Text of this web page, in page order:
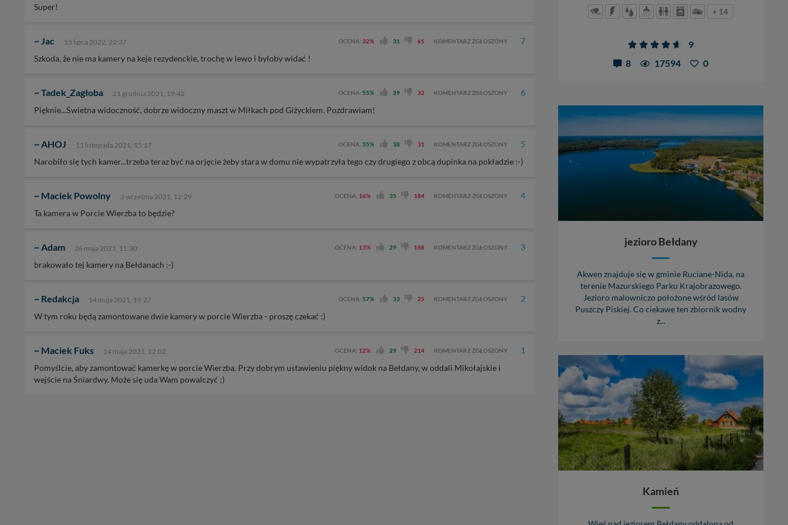
Super!
~ Jac 15 lipca 2022, 22:37 OCENA: 32% 31 65 KOMENTARZ ZGŁOSZONY 7
Szkoda, że nie ma kamery na keje rezydenckie, trochę w lewo i byloby widać !
~ Tadek_Zagłoba 21 grudnia 2021, 19:42 OCENA: 55% 39 32 KOMENTARZ ZGŁOSZONY 6
Pięknie...Świetna widoczność, dobrze widoczny maszt w Miłkach pod Giżyckiem. Pozdrawiam!
~ AHOJ 11 listopada 2021, 15:17 OCENA: 55% 38 31 KOMENTARZ ZGŁOSZONY 5
Narobiło się tych kamer...trzeba teraz być na orjęcie żeby stara w domu nie wypatrzyła tego czy drugiego z obcą dupinka na pokładzie :-)
~ Maciek Powolny 3 września 2021, 12:29 OCENA: 16% 35 184 KOMENTARZ ZGŁOSZONY 4
Ta kamera w Porcie Wierzba to będzie?
~ Adam 26 maja 2021, 11:30 OCENA: 13% 29 188 KOMENTARZ ZGŁOSZONY 3
brakowało tej kamery na Bełdanach :-)
~ Redakcja 14 maja 2021, 19:27 OCENA: 57% 33 25 KOMENTARZ ZGŁOSZONY 2
W tym roku będą zamontowane dwie kamery w porcie Wierzba - proszę czekać :)
~ Maciek Fuks 14 maja 2021, 12:02 OCENA: 12% 29 214 KOMENTARZ ZGŁOSZONY 1
Pomyślcie, aby zamontować kamerkę w porcie Wierzba. Przy dobrym ustawieniu piękny widok na Bełdany, w oddali Mikołajskie i
wejście na Śniardwy. Może się uda Wam powalczyć ;)
+ 14
9
8
17594 0
jezioro Bełdany
Akwen znajduje się w gminie Ruciane-Nida, na
terenie Mazurskiego Parku Krajobrazowego.
Jezioro malowniczo położone wśród lasów
Puszczy Piskiej. Co ciekawe ten zbiornik wodny
z...
Kamień